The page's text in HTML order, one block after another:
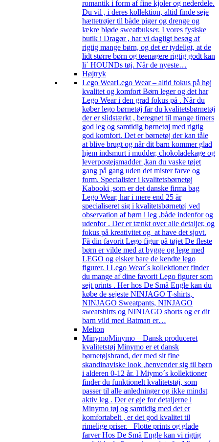
romantik i form af fine kjoler og nederdele.
Du vil , i deres kollektion, altid finde seje
hættetrøjer til både piger og drenge og
lækre bløde sweatbukser. I vores fysiske
butik i Dragør , har vi dagligt besøg af
rigtig mange børn, og det er tydeligt, at de
lidt større børn og teenagere rigtig godt kan
li´ HOUNDs tøj. Når de nyeste…
Højtryk
Lego WearLego Wear – altid fokus på høj
kvalitet og komfort Børn leger og det har
Lego Wear i den grad fokus på . Når du
køber lego børnetøj får du kvalitetsbørnetøj
der er slidstærkt , beregnet til mange timers
god leg og samtidig børnetøj med rigtig
god komfort. Det er børnetøj der kan tåle
at blive brugt og når dit barn kommer glad
hjem indsmurt i mudder, chokoladekage og
leverpostejsmadder ,kan du vaske tøjet
gang på gang uden det mister farve og
form. Specialister i kvalitetsbørnetøj
Kabooki ,som er det danske firma bag
Lego Wear, har i mere end 25 år
specialiseret sig i kvalitetsbørnetøj ved
observation af børn i leg ,både indenfor og
udenfor . Der er tænkt over alle detaljer, og
fokus på kreativitet og at have det sjovt.
Få din favorit Lego figur på tøjet De fleste
børn er vilde med at bygge og lege med
LEGO og elsker bare de kendte lego
figurer. I Lego Wear´s kollektioner finder
du mange af dine favorit Lego figurer som
sejt prints . Her hos De Små Engle kan du
købe de sejeste NINJAGO T-shirts,
NINJAGO Sweatpants, NINJAGO
sweatshirts og NINJAGO shorts og er dit
barn vild med Batman er…
Melton
MinymoMinymo – Dansk produceret
kvalitetstøj Minymo er et dansk
børnetøjsbrand, der med sit fine
skandinaviske look ,henvender sig til børn
i alderen 0-12 år. I Miymo´s kollektioner
finder du funktionelt kvalitetstøj, som
passer til alle anledninger og ikke mindst
aktiv leg . Der er øje for detaljerne i
Minymo tøj og samtidig med det er
komfortabelt , er det god kvalitet til
rimelige priser. Flotte prints og glade
farver Hos De Små Engle kan vi rigtig